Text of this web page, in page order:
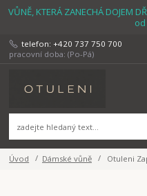
VŮNĚ, KTERÁ ZANECHÁ DOJEM
od
telefon: +420 737 750 700
pracovní doba: (Po-Pá)
Úvod Dámské vůně Otuleni